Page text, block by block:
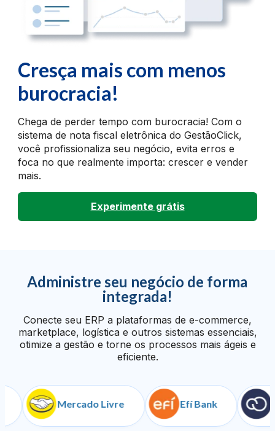
Cresça mais com menos
burocracia!
Chega de perder tempo com burocracia! Com o
sistema de nota fiscal eletrônica do GestãoClick,
você profissionaliza seu negócio, evita erros e
foca no que realmente importa: crescer e vender
mais.
Experimente grátis
Administre seu negócio de forma
integrada!
Conecte seu ERP a plataformas de e-commerce,
marketplace, logística e outros sistemas essenciais,
otimize a gestão e torne os processos mais ágeis e
eficiente.
Mercado Livre Efí Bank